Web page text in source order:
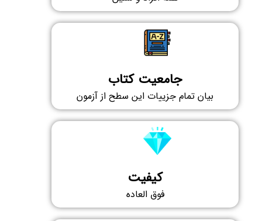
جامعیت کتاب
بیان تمام جزییات این سطح از آزمون
کیفیت
فوق العاده